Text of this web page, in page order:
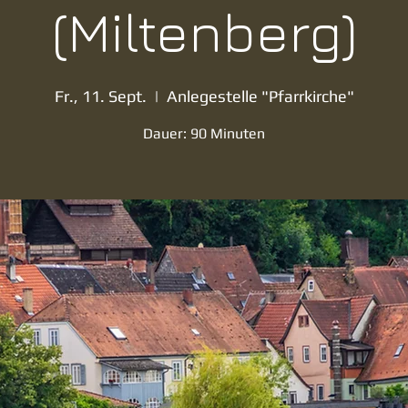
(Miltenberg)
Fr., 11. Sept.
  |
Anlegestelle "Pfarrkirche"
Dauer: 90 Minuten